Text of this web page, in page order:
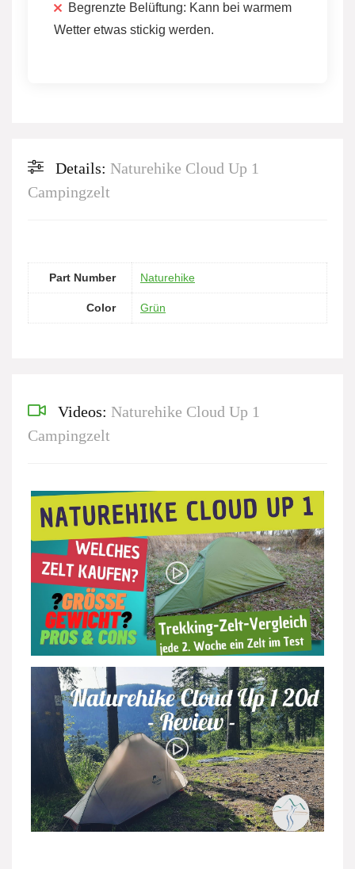
Begrenzte Belüftung: Kann bei warmem
Wetter etwas stickig werden.
Details: Naturehike Cloud Up 1
Campingzelt
Part Number Naturehike
Color Grün
Videos: Naturehike Cloud Up 1
Campingzelt